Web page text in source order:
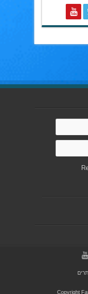
Copyright